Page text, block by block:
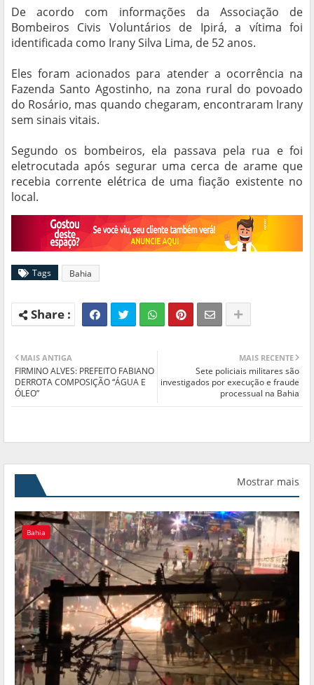
De acordo com informações da Associação de
Bombeiros Civis Voluntários de Ipirá, a vítima foi
identificada como Irany Silva Lima, de 52 anos.
Eles foram acionados para atender a ocorrência na
Fazenda Santo Agostinho, na zona rural do povoado
do Rosário, mas quando chegaram, encontraram Irany
sem sinais vitais.
Segundo os bombeiros, ela passava pela rua e foi
eletrocutada após segurar uma cerca de arame que
recebia corrente elétrica de uma fiação existente no
local.
Tags Bahia
MAIS RECENTE
Sete policiais militares são
investigados por execução e fraude
processual na Bahia
MAIS ANTIGA
FIRMINO ALVES: PREFEITO FABIANO
DERROTA COMPOSIÇÃO “ÁGUA E
ÓLEO”
Mostrar mais
Bahia